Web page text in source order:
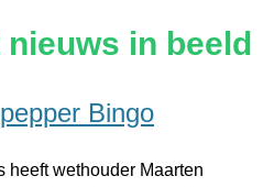
nieuws in beeld
Bingo
heeft wethouder Maarten